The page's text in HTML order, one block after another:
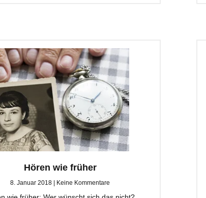
Hören wie früher
8. Januar 2018 Keine Kommentare